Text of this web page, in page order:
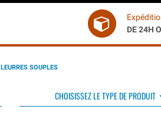
DE 24H
LEURRES SOUPLES
CHOISISSEZ LE TYPE DE PRODUIT